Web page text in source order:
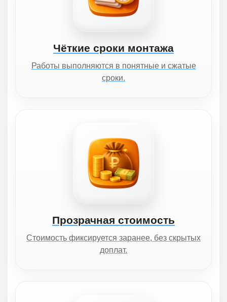
Чёткие сроки монтажа
Работы выполняются в понятные и сжатые
сроки.
Прозрачная стоимость
Стоимость фиксируется заранее, без скрытых
доплат.